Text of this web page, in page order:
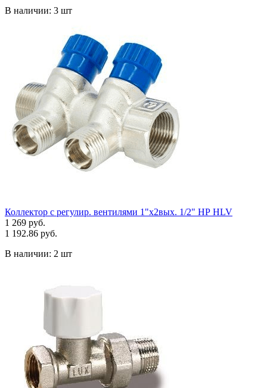
В наличии: 3 шт
Коллектор с регулир. вентилями 1"x2вых. 1/2" НР HLV
1 269 руб.
1 192.86 руб.
В наличии: 2 шт